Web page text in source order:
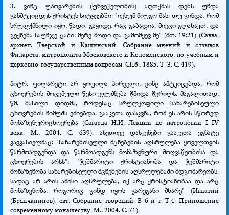
3. ვინც უპოვარების (უხვეჭელობის) აღთქმას დებს უნდა
განმტკიცდეს ქრისტეს სიტყვებში: "იესუმ მიუგო მას: თუ გინდა, რომ
სრულქმნილი იყო, წადი, გაყიდე, რაც გაბადია, მიეცი გლახაკთ, და
გექნება საუნჯე ცაში; მერე მოდი და გამომყევ მე" (მთ. 19:21) (Савва,
архиеп. Тверской и Кашинский. Собрание мнений и отзывов
Филарета, митрополита Московского и Коломенского, по учебным и
церковно-государственным вопросам. СПб., 1885. Т. 3. С. 419).
მიტრ. ფილარეტი არ ყოფილა პირველი, ვინც ამტკიცებდა, რომ
ცხოვრების მოცემული წესი ეფუძნება წმიდა წერილს. მაგალითად,
წმ. ბასილი დიდმა, როდესაც სრულყოფილი სახარებისეული
ცხოვრების ნიმუშს ეძიებდა, გააკეთა დასკვნა, რომ ეს არის სწორედ
მონაზვნურიცხოვრება (Сагарда Н.И. Лекции по патрологии I–IV
века. М., 2004. С. 639). ასეთივე დასკვნები გააკეთა ეგნატე
კავკასიელმაც: "სახარებისეული მცნებების აღსრულება ყოველთვის
წარმოადგენდა და წარმოადგენს მონაზვნური მოღვაწეობისა და
ცხოვრების არსს"; "ჭეშმარიტი ქრისტიანობა და ჭეშმარიტი
მონაზვნობა სახარებისეული მცნებების აღსრულებაში მდგომარეობს.
სადაც არ არის ამისი აღსრულება, იქ არც ქრისტიანობაა და არც
მონაზვნობა, როგორიც გინდ იყოს გარეგანი მხარე" (Игнатий
(Брянчанинов), свт. Собрание творений: В 6-и т. Т.4. Приношение
современному монашеству. М., 2004. С. 71).